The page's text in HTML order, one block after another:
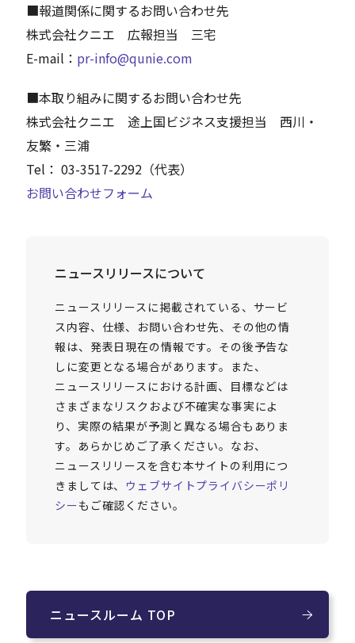
■報道関係に関するお問い合わせ先
株式会社クニエ 広報担当 三宅
E-mail： pr-info@qunie.com
■本取り組みに関するお問い合わせ先
株式会社クニエ 途上国ビジネス支援担当 西川・
友繁・三浦
Tel： 03-3517-2292（代表）
お問い合わせフォーム
ニュースリリースについて
ニュースリリースに掲載されている、サービ
ス内容、仕様、お問い合わせ先、その他の情
報は、発表日現在の情報です。その後予告な
しに変更となる場合があります。また、
ニュースリリースにおける計画、目標などは
さまざまなリスクおよび不確実な事実によ
り、実際の結果が予測と異なる場合もありま
す。あらかじめご了承ください。なお、
ニュースリリースを含む本サイトの利用につ
きましては、 ウェブサイトプライバシーポリ
シーもご確認ください。
ニュースルーム TOP